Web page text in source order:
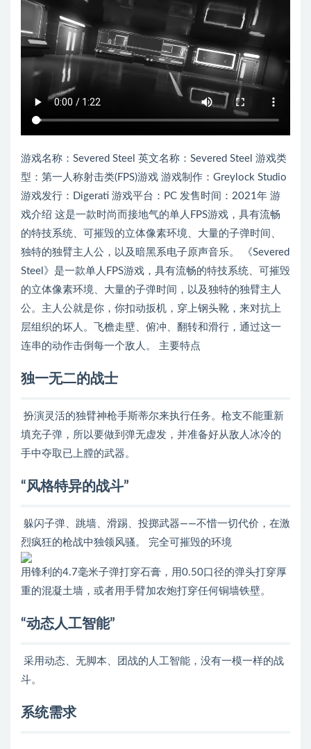
游戏名称：Severed Steel 英文名称：Severed Steel 游戏类
型：第一人称射击类(FPS)游戏 游戏制作：Greylock Studio
游戏发行：Digerati 游戏平台：PC 发售时间：2021年 游
戏介绍 这是一款时尚而接地气的单人FPS游戏，具有流畅
的特技系统、可摧毁的立体像素环境、大量的子弹时间、
独特的独臂主人公，以及暗黑系电子原声音乐。 《Severed
Steel》是一款单人FPS游戏，具有流畅的特技系统、可摧毁
的立体像素环境、大量的子弹时间，以及独特的独臂主人
公。主人公就是你，你扣动扳机，穿上钢头靴，来对抗上
层组织的坏人。飞檐走壁、俯冲、翻转和滑行，通过这一
连串的动作击倒每一个敌人。 主要特点
独一无二的战士
扮演灵活的独臂神枪手斯蒂尔来执行任务。枪支不能重新
填充子弹，所以要做到弹无虚发，并准备好从敌人冰冷的
手中夺取已上膛的武器。
“风格特异的战斗”
躲闪子弹、跳墙、滑踢、投掷武器——不惜一切代价，在激
烈疯狂的枪战中独领风骚。 完全可摧毁的环境
用锋利的4.7毫米子弹打穿石膏，用0.50口径的弹头打穿厚
重的混凝土墙，或者用手臂加农炮打穿任何铜墙铁壁。
“动态人工智能”
采用动态、无脚本、团战的人工智能，没有一模一样的战
斗。
系统需求